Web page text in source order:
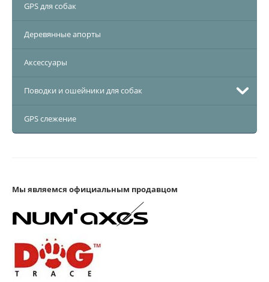
GPS для собак
Деревянные апорты
Аксессуары
Поводки и ошейники для собак
GPS слежение
Мы являемся официальным продавцом